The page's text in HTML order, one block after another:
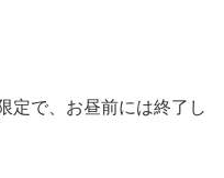
定で、お昼前には終了し